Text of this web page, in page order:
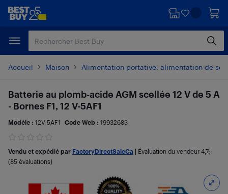
Passer
principal
Passer
Accueil Maison Alimentation portative, alimentation de
Batterie au plomb-acide AGM scellée 12 V de 5 A
- Bornes F1, 12 V-5AF1
Modèle : 12V-5AF1 Code Web : 19932683
Vendu et expédié par FactoryDirectSaleCa Évaluation du vendeur 4,7;
(85 évaluations)